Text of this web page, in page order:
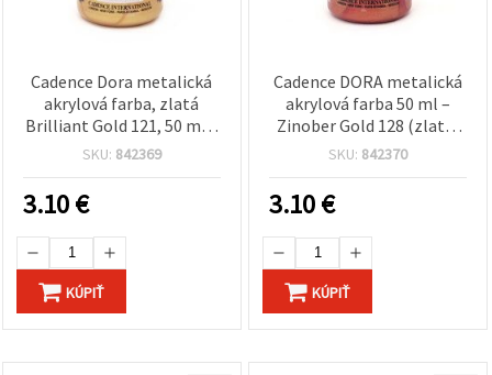
Cadence Dora metalická
akrylová farba, zlatá
Brilliant Gold 121, 50 ml –
vysoký lesk pre umenie,
SKU: 842369
3.10€
KÚPIŤ
Cadence DORA metalická
akrylová farba 50 ml –
Zinober Gold 128 (zlatá)
na DIY, hobby a umelecké
SKU: 842370
3.10€
KÚPIŤ